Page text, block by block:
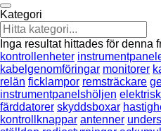
Kategori
Inga resultat hittades för denna
kontrollenheter
kabelgenomföringar monitorer
relän ficklampor remsträckare
instrumentpanelshöljen
färddatorer skyddsboxar
kontrollknappar antenner